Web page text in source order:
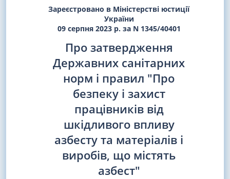
Зареєстровано в Міністерстві юстиції
України
09 серпня 2023 р. за N 1345/40401
Про затвердження
Державних санітарних
норм і правил "Про
безпеку і захист
працівників від
шкідливого впливу
азбесту та матеріалів і
виробів, що містять
азбест"